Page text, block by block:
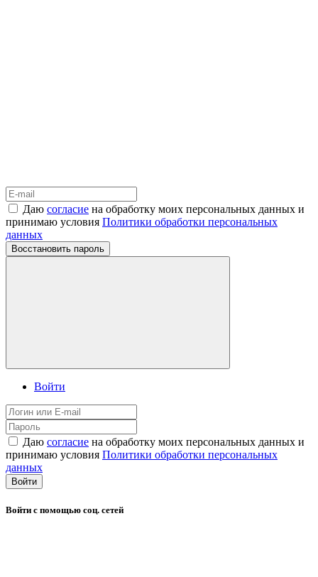
Даю согласие на обработку моих персональных данных и
принимаю условия Политики обработки персональных
данных
Восстановить пароль
Войти
Даю согласие на обработку моих персональных данных и
принимаю условия Политики обработки персональных
данных
Войти
Войти с помощью соц. сетей